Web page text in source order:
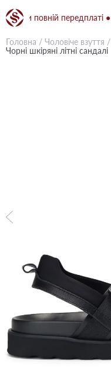
повній передплаті ●
Головна / Чоловіче взуття /
Чорні шкіряні літні сандалі